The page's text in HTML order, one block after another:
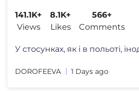
141.1K+
Views
8.1K+
Likes
566+
Comments
У стосунках, як і в польоті,
DOROFEEVA 1 Days ago